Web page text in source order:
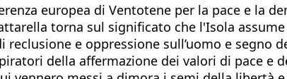
europea di Ventotene per la pace e la
torna sul significato che l'Isola
e oppressione sull’uomo e segno
della affermazione dei valori di pace e